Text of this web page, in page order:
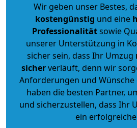
Wir geben unser Bestes,
kostengünstig und eine
Professionalitätsowie
unserer Unterstützung in
sicher sein, dass Ihr Umzug
sicherverläuft, denn wir
Anforderungen und
haben die besten Partner,
und sicherzustellen, dass Ihr
ein